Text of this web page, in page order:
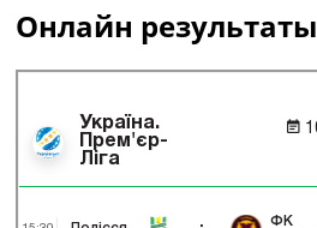
Онлайн результаты